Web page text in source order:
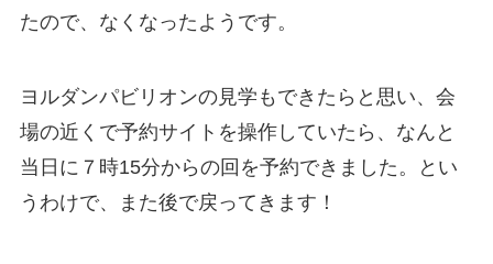
たので、なくなったようです。
ヨルダンパビリオンの見学もできたらと思い、会
場の近くで予約サイトを操作していたら、なんと
当日に７時15分からの回を予約できました。とい
うわけで、また後で戻ってきます！